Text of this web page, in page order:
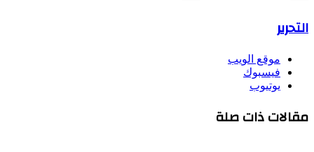
التحرير
موقع الويب
فيسبوك
يوتيوب
مقالات ذات صلة